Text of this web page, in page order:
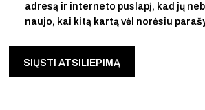
adresą ir interneto puslapį, kad jų
naujo, kai kitą kartą vėl norėsiu